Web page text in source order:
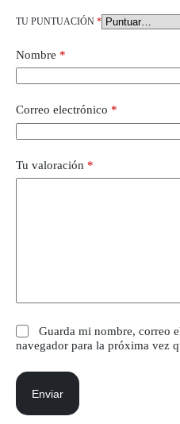
TU PUNTUACIÓN *
Nombre *
Correo electrónico *
Tu valoración *
Guarda mi nombre, correo
navegador para la próxima vez
Enviar